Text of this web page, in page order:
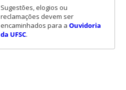
Sugestões, elogios ou
reclamações devem ser
encaminhados para a Ouvidoria
da UFSC.